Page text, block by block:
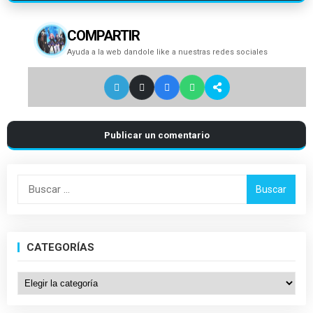
COMPARTIR
Ayuda a la web dandole like a nuestras redes sociales
Publicar un comentario
Buscar:
CATEGORÍAS
Categorías